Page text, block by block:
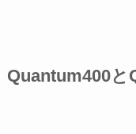
Quantum400と